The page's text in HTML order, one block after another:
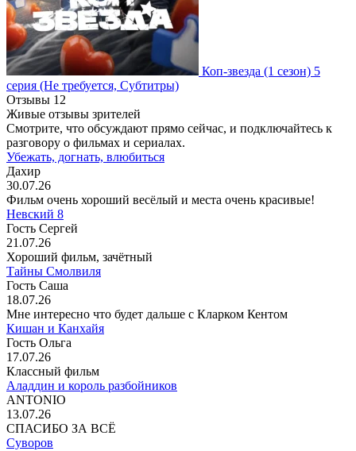
Коп-звезда (1 сезон) 5
серия (Не требуется, Субтитры)
Отзывы 12
Живые отзывы зрителей
Смотрите, что обсуждают прямо сейчас, и подключайтесь к
разговору о фильмах и сериалах.
Убежать, догнать, влюбиться
Дахир
30.07.26
Фильм очень хороший весёлый и места очень красивые!
Невский 8
Гость Сергей
21.07.26
Хороший фильм, зачётный
Тайны Смолвиля
Гость Саша
18.07.26
Мне интересно что будет дальше с Кларком Кентом
Кишан и Канхайя
Гость Ольга
17.07.26
Классный фильм
Аладдин и король разбойников
ANTONIO
13.07.26
СПАСИБО ЗА ВСЁ
Суворов